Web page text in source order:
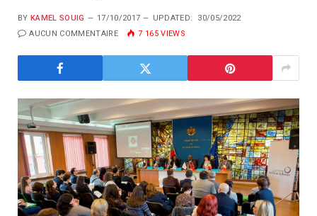
BY KAMEL SOUIG 17/10/2017 UPDATED:
30/05/2022
AUCUN COMMENTAIRE
7 165VIEWS